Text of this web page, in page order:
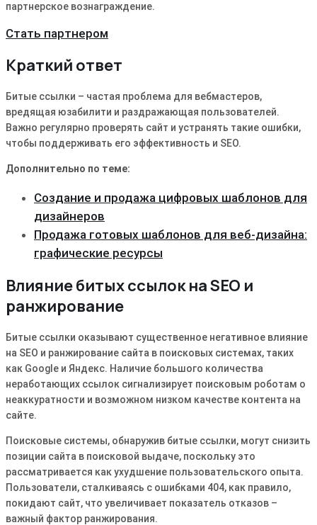
партнерское вознаграждение.
Стать партнером
Краткий ответ
Битые ссылки – частая проблема для вебмастеров,
вредящая юзабилити и раздражающая пользователей.
Важно регулярно проверять сайт и устранять такие ошибки,
чтобы поддерживать его эффективность и SEO.
Дополнительно по теме:
Создание и продажа цифровых шаблонов для
дизайнеров
Продажа готовых шаблонов для веб-дизайна:
графические ресурсы
Влияние битых ссылок на SEO и
ранжирование
Битые ссылки оказывают существенное негативное влияние
на SEO и ранжирование сайта в поисковых системах, таких
как Google и Яндекс. Наличие большого количества
неработающих ссылок сигнализирует поисковым роботам о
неаккуратности и возможном низком качестве контента на
сайте.
Поисковые системы, обнаружив битые ссылки, могут снизить
позиции сайта в поисковой выдаче, поскольку это
рассматривается как ухудшение пользовательского опыта.
Пользователи, сталкиваясь с ошибками 404, как правило,
покидают сайт, что увеличивает показатель отказов –
важный фактор ранжирования.